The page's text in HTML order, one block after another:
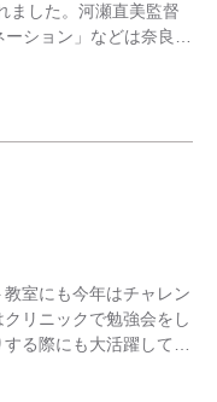
ました。河瀬直美監督
ション」などは奈良県
室にも今年はチャレン
リニックで勉強会をし
る際にも大活躍してく